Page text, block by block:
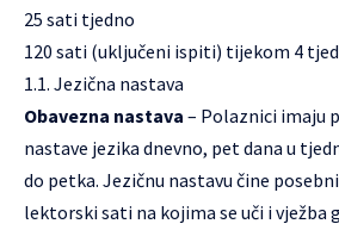
25 sati tjedno
120 sati (uključeni ispiti) tijekom 4
1.1. Jezična nastava
Obavezna nastava – Polaznici imaju
nastave jezika dnevno, pet dana u
do petka. Jezičnu nastavu čine
lektorski sati na kojima se uči i vježba